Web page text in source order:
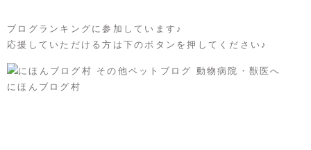
ブログランキングに参加しています♪
応援していただける方は下のボタンを押してください♪
にほんブログ村